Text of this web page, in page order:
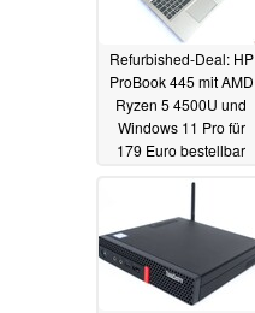
Refurbished-Deal: HP
ProBook 445 mit AMD
Ryzen 5 4500U und
Windows 11 Pro für
179 Euro bestellbar